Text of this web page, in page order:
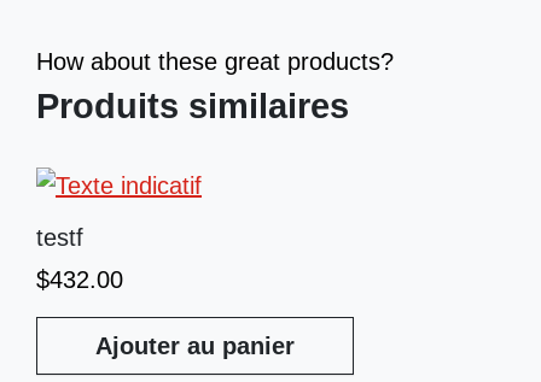
How about these great products?
Produits similaires
testf
$432.00
Ajouter au panier